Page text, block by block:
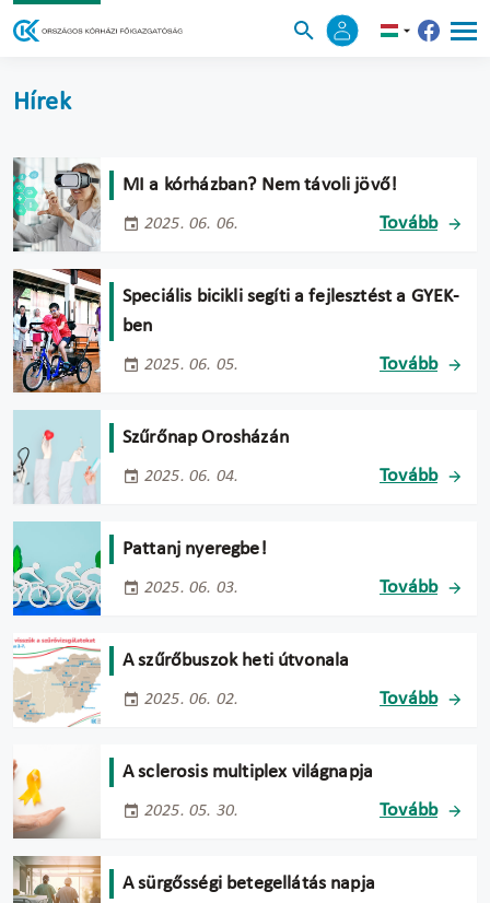
Hírek
MI a kórházban? Nem távoli jövő!
2025. 06. 06. Tovább
Speciális bicikli segíti a fejlesztést a GYEK-
ben
2025. 06. 05. Tovább
Szűrőnap Orosházán
2025. 06. 04. Tovább
Pattanj nyeregbe!
2025. 06. 03. Tovább
A szűrőbuszok heti útvonala
2025. 06. 02. Tovább
A sclerosis multiplex világnapja
2025. 05. 30. Tovább
A sürgősségi betegellátás napja